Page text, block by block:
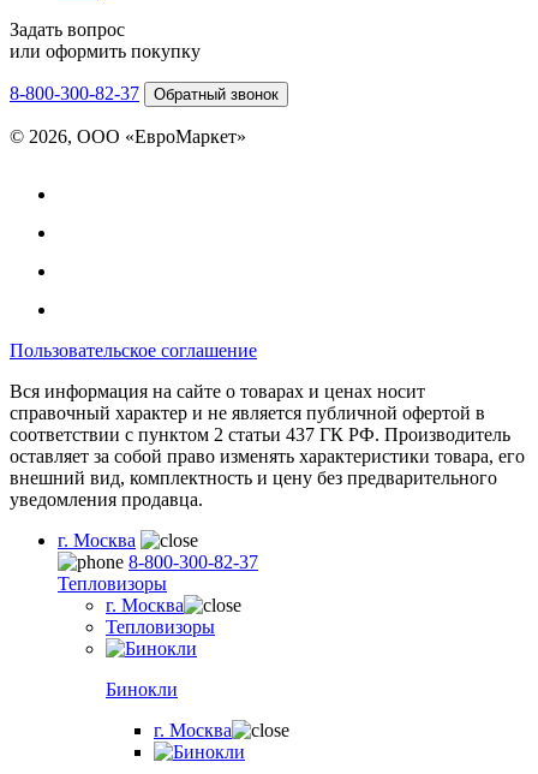
Задать вопрос
или оформить покупку
8-800-300-82-37 Обратный звонок
© 2026, ООО «ЕвроМаркет»
Пользовательское соглашение
Вся информация на сайте о товарах и ценах носит
справочный характер и не является публичной офертой в
соответствии с пунктом 2 статьи 437 ГК РФ. Производитель
оставляет за собой право изменять характеристики товара, его
внешний вид, комплектность и цену без предварительного
уведомления продавца.
г. Москва
8-800-300-82-37
Тепловизоры
г. Москва
Тепловизоры
Бинокли
г. Москва